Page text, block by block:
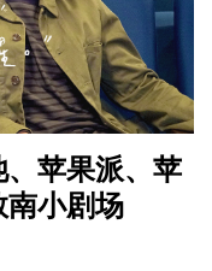
苹果派、苹
南小剧场